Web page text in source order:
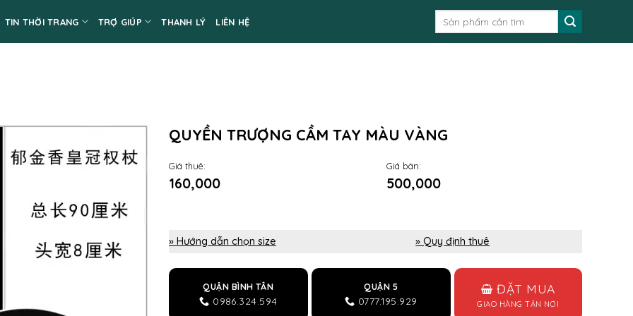
TIN THỜI TRANG TRỢ GIÚP THANH LÝ LIÊN HỆ
QUYỀN TRƯỢNG CẦM TAY MÀU VÀNG
Giá thuê:
160,000
Giá bán:
500,000
» Hướng dẫn chọn size » Quy định thuê
QUẬN BÌNH TÂN
0986.324.594
QUẬN 5
0777.195.929
ĐẶT MUA
GIAO HÀNG TẬN NƠI